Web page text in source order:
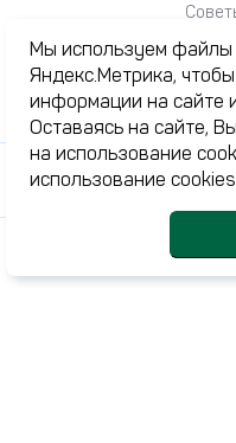
Каталог
Акции
Журнал
Мы используем файлы
Яндекс.Метрика,
информации на сайте
Оставаясь на сайте,
на использование
использование